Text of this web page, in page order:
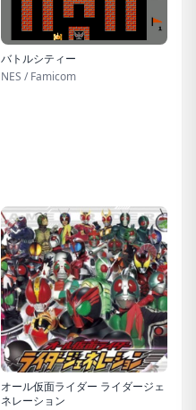
バトルシティー
NES / Famicom
オール仮面ライダー ライダージェ
ネレーション